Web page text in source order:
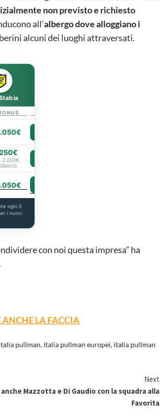
non previsto e richiesto
all’albergo dove alloggiano i
alcuni dei luoghi attraversati.
2.000€
GRATIS
ogni 5
i nuovi
con noi questa impresa” ha
ANCHE LA FACCIA
pullman, italia pullman europei, italia pullman
Next
Mazzotta e Di Gaudio con la squadra alla
Favorita